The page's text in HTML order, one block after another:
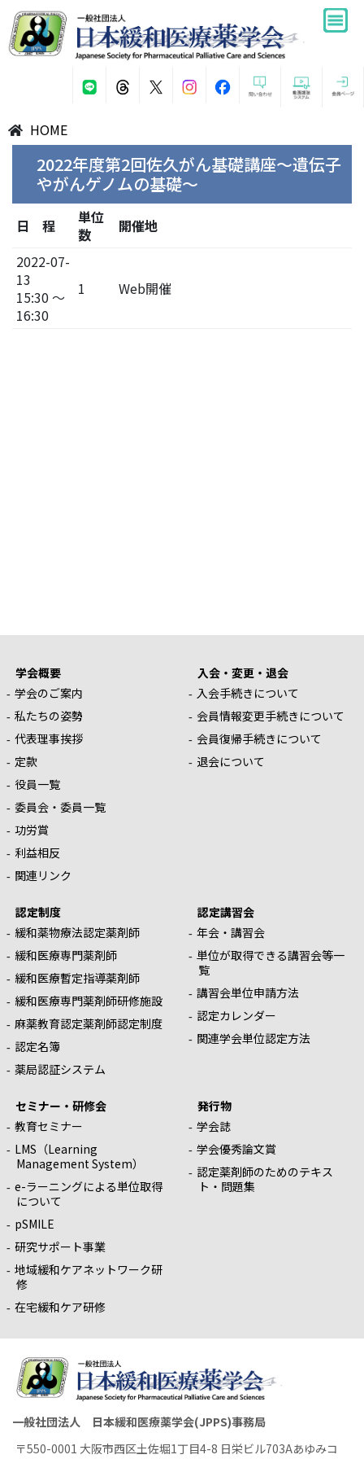
HOME
2022年度第2回佐久がん基礎講座～遺伝子
やがんゲノムの基礎～
日 程
単位
数
開催地
2022-07-
13
15:30 ～
16:30
1 Web開催
学会概要
学会のご案内
私たちの姿勢
代表理事挨拶
定款
役員一覧
委員会・委員一覧
功労賞
利益相反
関連リンク
入会・変更・退会
入会手続きについて
会員情報変更手続きについて
会員復帰手続きについて
退会について
認定制度
緩和薬物療法認定薬剤師
緩和医療専門薬剤師
緩和医療暫定指導薬剤師
緩和医療専門薬剤師研修施設
麻薬教育認定薬剤師認定制度
認定名簿
薬局認証システム
認定講習会
年会・講習会
単位が取得できる講習会等一
覧
講習会単位申請方法
認定カレンダー
関連学会単位認定方法
セミナー・研修会
教育セミナー
LMS（Learning
Management System）
e-ラーニングによる単位取得
について
pSMILE
研究サポート事業
地域緩和ケアネットワーク研
修
在宅緩和ケア研修
発行物
学会誌
学会優秀論文賞
認定薬剤師のためのテキス
ト・問題集
一般社団法人 日本緩和医療薬学会(JPPS)事務局
〒550-0001 大阪市西区土佐堀1丁目4-8 日栄ビル703Aあゆみコ